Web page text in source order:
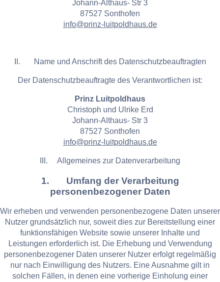
Johann-Althaus- Str 3
87527 Sonthofen
info@prinz-luitpoldhaus.de
II. Name und Anschrift des Datenschutzbeauftragten
Der Datenschutzbeauftragte des Verantwortlichen ist:
Prinz Luitpoldhaus
Christoph und Ulrike Erd
Johann-Althaus- Str 3
87527 Sonthofen
info@prinz-luitpoldhaus.de
III. Allgemeines zur Datenverarbeitung
1. Umfang der Verarbeitung
personenbezogener Daten
Wir erheben und verwenden personenbezogene Daten unserer
Nutzer grundsätzlich nur, soweit dies zur Bereitstellung einer
funktionsfähigen Website sowie unserer Inhalte und
Leistungen erforderlich ist. Die Erhebung und Verwendung
personenbezogener Daten unserer Nutzer erfolgt regelmäßig
nur nach Einwilligung des Nutzers. Eine Ausnahme gilt in
solchen Fällen, in denen eine vorherige Einholung einer